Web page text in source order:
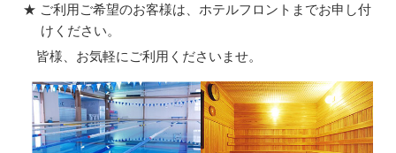
★ ご利用ご希望のお客様は、ホテルフロントまでお申し付
けください。
皆様、お気軽にご利用くださいませ。